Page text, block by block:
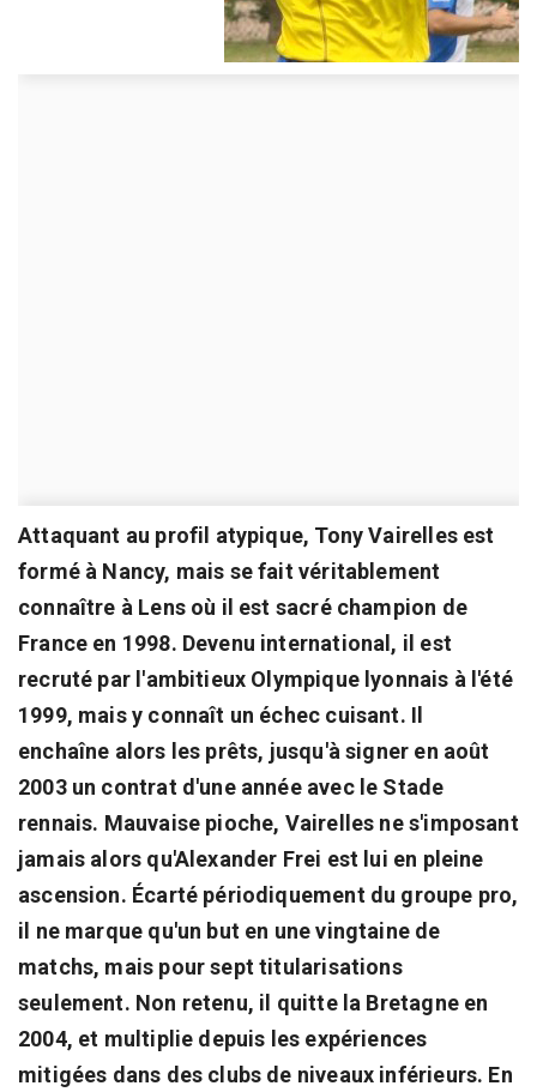
Attaquant au profil atypique, Tony Vairelles est
formé à Nancy, mais se fait véritablement
connaître à Lens où il est sacré champion de
France en 1998. Devenu international, il est
recruté par l'ambitieux Olympique lyonnais à l'été
1999, mais y connaît un échec cuisant. Il
enchaîne alors les prêts, jusqu'à signer en août
2003 un contrat d'une année avec le Stade
rennais. Mauvaise pioche, Vairelles ne s'imposant
jamais alors qu'Alexander Frei est lui en pleine
ascension. Écarté périodiquement du groupe pro,
il ne marque qu'un but en une vingtaine de
matchs, mais pour sept titularisations
seulement. Non retenu, il quitte la Bretagne en
2004, et multiplie depuis les expériences
mitigées dans des clubs de niveaux inférieurs. En